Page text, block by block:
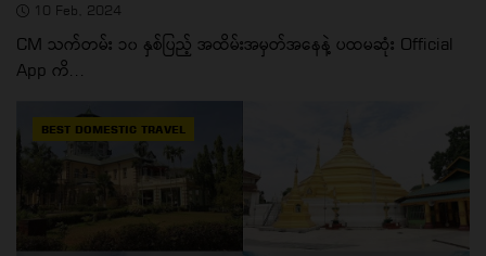
10 Feb, 2024
CM သက်တမ်း ၁၀ နှစ်ပြည့် အထိမ်းအမှတ်အနေနဲ့ ပထမဆုံး Official
App ကိ...
BEST DOMESTIC TRAVEL